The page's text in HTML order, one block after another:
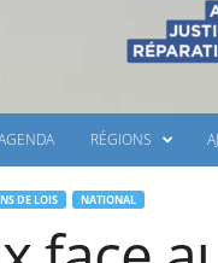
RÉGIONS
DE LOIS NATIONAL